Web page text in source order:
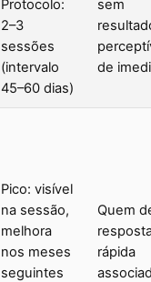
Protocolo:
2–3
sessões
(intervalo
45–60 dias)
sem
de
Pico: visível
na sessão,
melhora
nos meses
seguintes
Quem
rápida